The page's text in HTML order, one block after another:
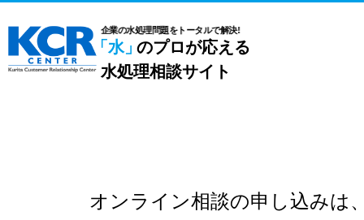
企業の水処理問題をトータルで解決!
「水」のプロが応える
水処理相談サイト
オンライン相談の申し込みは